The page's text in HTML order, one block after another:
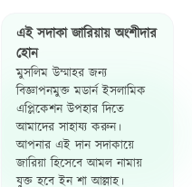
অনুবাদ দেখান
রেফারেন্স দেখান
হাদিস পাশাপাশি
দেখান
এই সদাকা জারিয়ায় অংশীদার
হোন
মুসলিম উম্মাহর জন্য
বিজ্ঞাপনমুক্ত মডার্ন ইসলামিক
এপ্লিকেশন উপহার দিতে
আমাদের সাহায্য করুন।
আপনার এই দান সদাকায়ে
জারিয়া হিসেবে আমল নামায়
যুক্ত হবে ইন শা আল্লাহ।